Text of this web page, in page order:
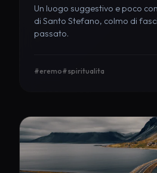
Un luogo suggestivo e poco
di Santo Stefano, colmo di
passato.
#eremo#spiritualita